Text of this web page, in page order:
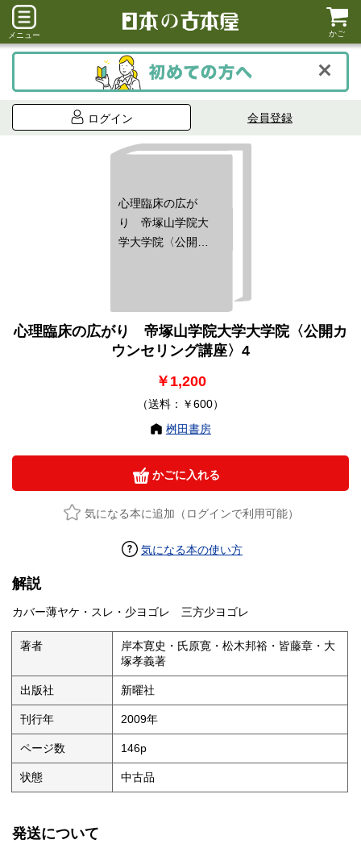
メニュー かご
ログイン 会員登録
心理臨床の広が
り 帝塚山学院大
学大学院〈公開カ
心理臨床の広がり 帝塚山学院大学大学院〈公開カ
ウンセリング講座〉4
￥1,200
（送料：￥600）
桝田書房
かごに入れる
気になる本に追加（ログインで利用可能）
気になる本の使い方
解説
カバー薄ヤケ・スレ・少ヨゴレ 三方少ヨゴレ
著者
岸本寛史・氏原寛・松木邦裕・皆藤章・大
塚孝義著
出版社 新曜社
刊行年 2009年
ページ数 146p
状態 中古品
発送について